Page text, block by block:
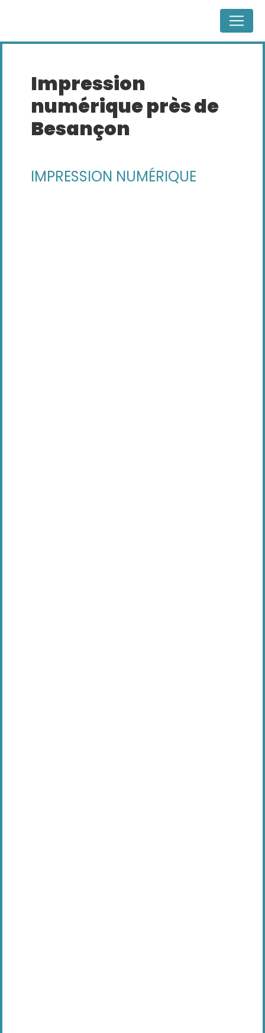
impression
numérique près de
Besançon
IMPRESSION NUMÉRIQUE